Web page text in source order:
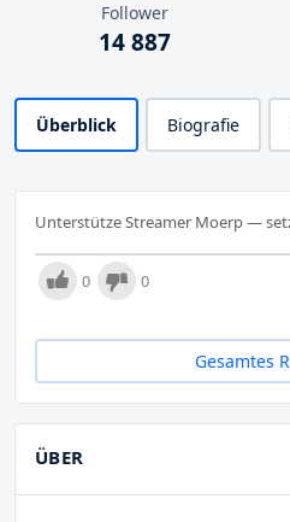
Follower
14 887
Überblick Biografie
Unterstütze Streamer Moerp —
0 0
Gesamtes
ÜBER